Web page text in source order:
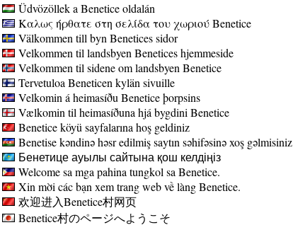
Üdvözöllek a Benetice oldalán
Καλως ήρθατε στη σελίδα του χωριού Benetice
Välkommen till byn Benetices sidor
Velkommen til landsbyen Benetices hjemmeside
Velkommen til sidene om landsbyen Benetice
Tervetuloa Beneticen kylän sivuille
Velkomin á heimasíðu Benetice þorpsins
Vælkomin til heimasíðuna hjá bygdini Benetice
Benetice köyü sayfalarına hoş geldiniz
Benetise kəndinə həsr edilmiş saytın səhifəsinə xoş gəlmisiniz
Бенетице ауылы сайтына қош келдіңіз
Welcome sa mga pahina tungkol sa Benetice.
Xin mời các bạn xem trang web về làng Benetice.
欢迎进入Benetice村网页
Benetice村のページへようこそ